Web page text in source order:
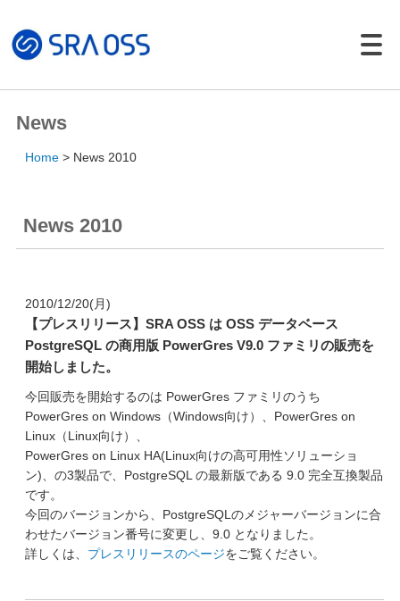
製品・サービス一覧
導入・構築サービス
導入事例
イベント・セミナー
イベント・セミナー
セミナー資料
オープンソース活動
企業情報
採用情報
お問い合わせ
News
Home News 2010
News 2010
2010/12/20(月)
【プレスリリース】SRA OSS は OSS データベース
PostgreSQL の商用版 PowerGres V9.0 ファミリの販売を
開始しました。
今回販売を開始するのは PowerGres ファミリのうち
PowerGres on Windows（Windows向け）、PowerGres on
Linux（Linux向け）、
PowerGres on Linux HA(Linux向けの高可用性ソリューショ
ン)、の3製品で、PostgreSQL の最新版である 9.0 完全互換製品
です。
今回のバージョンから、PostgreSQLのメジャーバージョンに合
わせたバージョン番号に変更し、9.0 となりました。
詳しくは、 プレスリリースのページをご覧ください。